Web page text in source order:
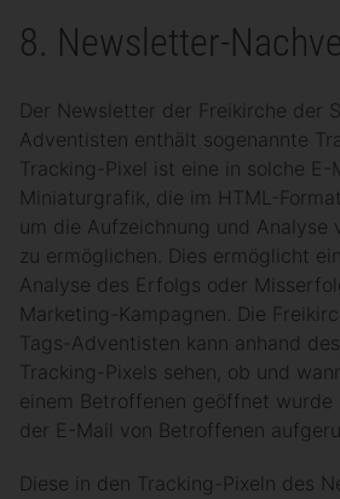
8. Newsletter-
Der Newsletter der Freikirche der
Adventisten enthält sogenannte
Tracking-Pixel ist eine in solche
Miniaturgrafik, die im HTML-
um die Aufzeichnung und Analyse
zu ermöglichen. Dies ermöglicht
Analyse des Erfolgs oder
Marketing-Kampagnen. Die
Tags-Adventisten kann anhand
Tracking-Pixels sehen, ob und
einem Betroffenen geöffnet wurde
der E-Mail von Betroffenen
Diese in den Tracking-Pixeln des